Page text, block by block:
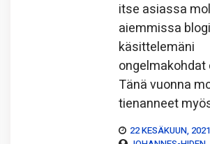
itse asiassa
aiemmissa
käsittelemäni
ongelmakohdat
Tänä vuonna
tienanneet
22 KESÄKUUN, 2021